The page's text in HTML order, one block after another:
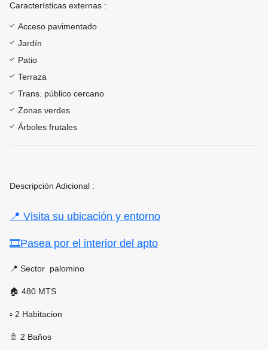
Características externas :
Acceso pavimentado
Jardín
Patio
Terraza
Trans. público cercano
Zonas verdes
Árboles frutales
Descripción Adicional :
📍 Visita su ubicación y entorno
🎞Pasea por el interior del apto
📍 Sector palomino
🏠 480 MTS
▫ 2 Habitacion
🚿 2 Baños